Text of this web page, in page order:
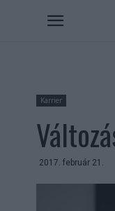
Karrier
2017. február 21.